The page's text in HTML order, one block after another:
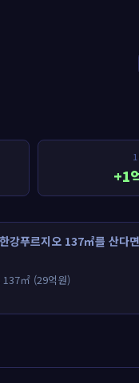
+1
강푸르지오 137㎡를 산다
137㎡ (29억원)